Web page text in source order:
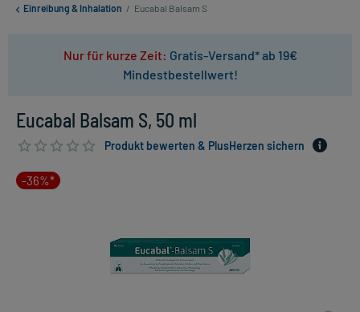
Einreibung & Inhalation / Eucabal Balsam S
Nur für kurze Zeit: Gratis-Versand* ab 19€
Mindestbestellwert!
Eucabal Balsam S, 50 ml
Produkt bewerten & PlusHerzen sichern
-36%*